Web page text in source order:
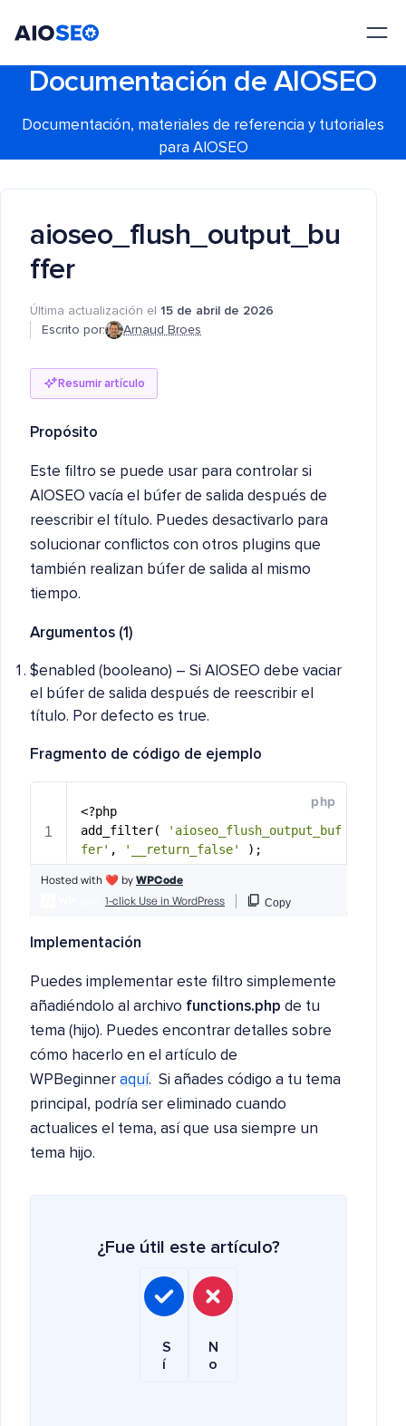
Documentación de AIOSEO
Documentación, materiales de referencia y tutoriales
para AIOSEO
aioseo_flush_output_bu
ffer
Última actualización el 15 de abril de 2026
Escrito por:
Arnaud Broes
Resumir artículo
Propósito
Este filtro se puede usar para controlar si
AIOSEO vacía el búfer de salida después de
reescribir el título. Puedes desactivarlo para
solucionar conflictos con otros plugins que
también realizan búfer de salida al mismo
tiempo.
Argumentos (1)
$enabled (booleano) – Si AIOSEO debe vaciar
el búfer de salida después de reescribir el
título. Por defecto es true.
Fragmento de código de ejemplo
Implementación
Puedes implementar este filtro simplemente
añadiéndolo al archivo functions.php de tu
tema (hijo). Puedes encontrar detalles sobre
cómo hacerlo en el artículo de
WPBeginner aquí. Si añades código a tu tema
principal, podría ser eliminado cuando
actualices el tema, así que usa siempre un
tema hijo.
¿Fue útil este artículo?
S
í
N
o